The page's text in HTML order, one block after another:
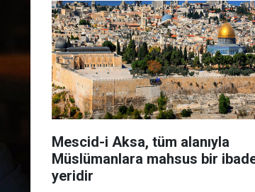
Mescid-i Aksa, tüm alanıyla
Müslümanlara mahsus bir
yeridir